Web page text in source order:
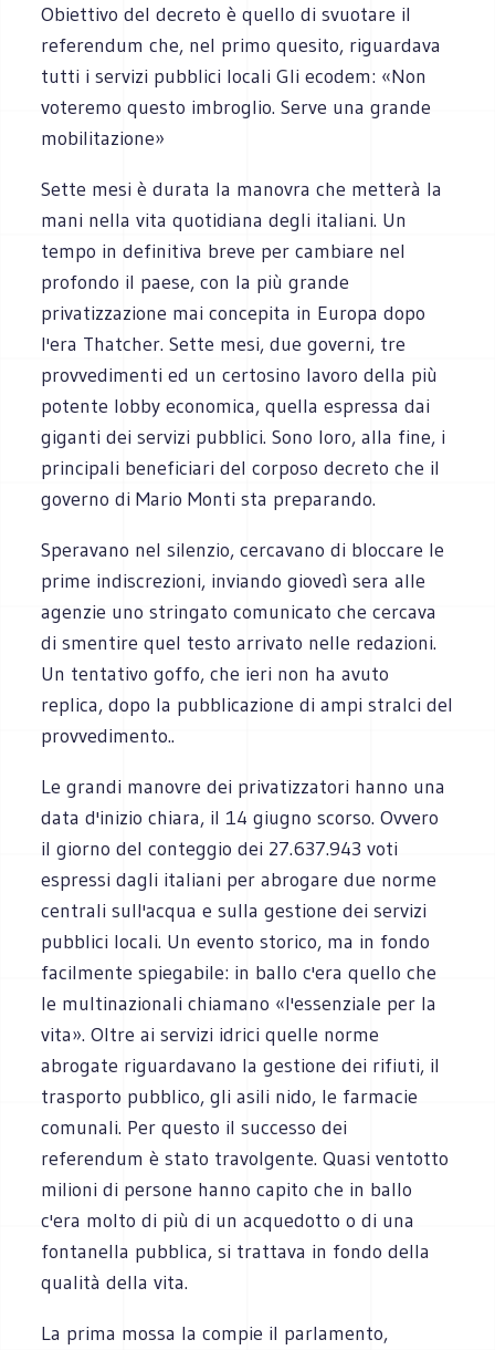
Obiettivo del decreto è quello di svuotare il
referendum che, nel primo quesito, riguardava
tutti i servizi pubblici locali Gli ecodem: «Non
voteremo questo imbroglio. Serve una grande
mobilitazione»
Sette mesi è durata la manovra che metterà la
mani nella vita quotidiana degli italiani. Un
tempo in definitiva breve per cambiare nel
profondo il paese, con la più grande
privatizzazione mai concepita in Europa dopo
l'era Thatcher. Sette mesi, due governi, tre
provvedimenti ed un certosino lavoro della più
potente lobby economica, quella espressa dai
giganti dei servizi pubblici. Sono loro, alla fine, i
principali beneficiari del corposo decreto che il
governo di Mario Monti sta preparando.
Speravano nel silenzio, cercavano di bloccare le
prime indiscrezioni, inviando giovedì sera alle
agenzie uno stringato comunicato che cercava
di smentire quel testo arrivato nelle redazioni.
Un tentativo goffo, che ieri non ha avuto
replica, dopo la pubblicazione di ampi stralci del
provvedimento..
Le grandi manovre dei privatizzatori hanno una
data d'inizio chiara, il 14 giugno scorso. Ovvero
il giorno del conteggio dei 27.637.943 voti
espressi dagli italiani per abrogare due norme
centrali sull'acqua e sulla gestione dei servizi
pubblici locali. Un evento storico, ma in fondo
facilmente spiegabile: in ballo c'era quello che
le multinazionali chiamano «l'essenziale per la
vita». Oltre ai servizi idrici quelle norme
abrogate riguardavano la gestione dei rifiuti, il
trasporto pubblico, gli asili nido, le farmacie
comunali. Per questo il successo dei
referendum è stato travolgente. Quasi ventotto
milioni di persone hanno capito che in ballo
c'era molto di più di un acquedotto o di una
fontanella pubblica, si trattava in fondo della
qualità della vita.
La prima mossa la compie il parlamento,